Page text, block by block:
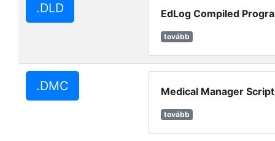
.DLD EdLog Compiled
tovább
.DMC Medical Manager Script
tovább